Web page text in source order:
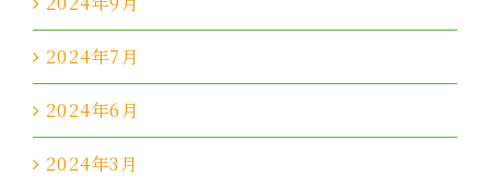
2024年7月
2024年6月
2024年3月